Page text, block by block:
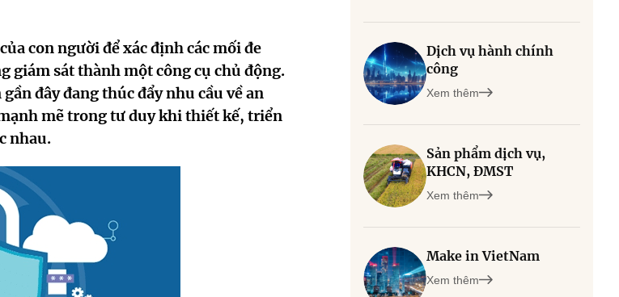
con người để xác định các mối đe
giám sát thành một công cụ chủ động.
đây đang thúc đẩy nhu cầu về an
mẽ trong tư duy khi thiết kế, triển
nhau.
Dịch vụ hành chính
công
Xem thêm
Sản phẩm dịch vụ,
KHCN, ĐMST
Xem thêm
Make in VietNam
Xem thêm